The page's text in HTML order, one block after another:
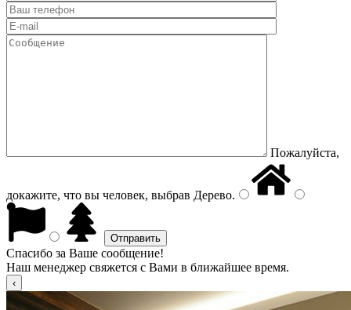
Пожалуйста,
докажите, что вы человек, выбрав Дерево.
Спасибо за Ваше сообщение!
Наш менеджер свяжется с Вами в ближайшее время.